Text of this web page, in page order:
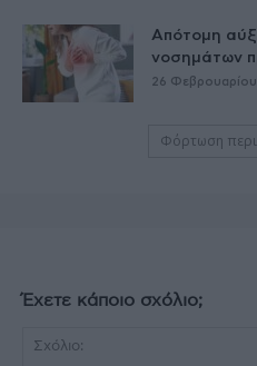
Απότομη
νοσημάτων
26
Φόρτωση
Έχετε κάποιο σχόλιο;